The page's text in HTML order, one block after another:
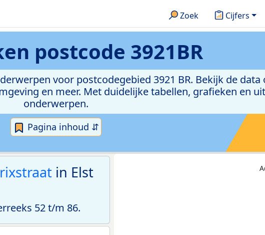
Zoek Cijfers
postcode 3921BR
voor postcodegebied 3921 BR. Bekijk de data
en meer. Met duidelijke tabellen, grafieken en
onderwerpen.
Pagina inhoud ⇵
in Elst
52 t/m 86.